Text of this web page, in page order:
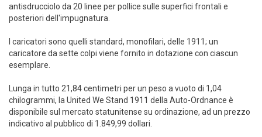
antisdrucciolo da 20 linee per pollice sulle superfici frontali e
posteriori dell'impugnatura.
I caricatori sono quelli standard, monofilari, delle 1911; un
caricatore da sette colpi viene fornito in dotazione con ciascun
esemplare.
Lunga in tutto 21,84 centimetri per un peso a vuoto di 1,04
chilogrammi, la United We Stand 1911 della Auto-Ordnance è
disponibile sul mercato statunitense su ordinazione, ad un prezzo
indicativo al pubblico di 1.849,99 dollari.